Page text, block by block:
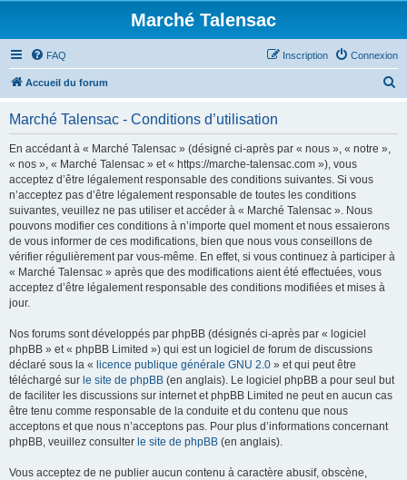
Marché Talensac
FAQ Connexion
Inscription
Accueil du forum
Marché Talensac - Conditions d’utilisation
En accédant à « Marché Talensac » (désigné ci-après par « nous », « notre »,
« nos », « Marché Talensac » et « https://marche-talensac.com »), vous
acceptez d’être légalement responsable des conditions suivantes. Si vous
n’acceptez pas d’être légalement responsable de toutes les conditions
suivantes, veuillez ne pas utiliser et accéder à « Marché Talensac ». Nous
pouvons modifier ces conditions à n’importe quel moment et nous essaierons
de vous informer de ces modifications, bien que nous vous conseillons de
vérifier régulièrement par vous-même. En effet, si vous continuez à participer à
« Marché Talensac » après que des modifications aient été effectuées, vous
acceptez d’être légalement responsable des conditions modifiées et mises à
jour.
Nos forums sont développés par phpBB (désignés ci-après par « logiciel
phpBB » et « phpBB Limited ») qui est un logiciel de forum de discussions
déclaré sous la « licence publique générale GNU 2.0 » et qui peut être
téléchargé sur le site de phpBB (en anglais). Le logiciel phpBB a pour seul but
de faciliter les discussions sur internet et phpBB Limited ne peut en aucun cas
être tenu comme responsable de la conduite et du contenu que nous
acceptons et que nous n’acceptons pas. Pour plus d’informations concernant
phpBB, veuillez consulter le site de phpBB (en anglais).
Vous acceptez de ne publier aucun contenu à caractère abusif, obscène,